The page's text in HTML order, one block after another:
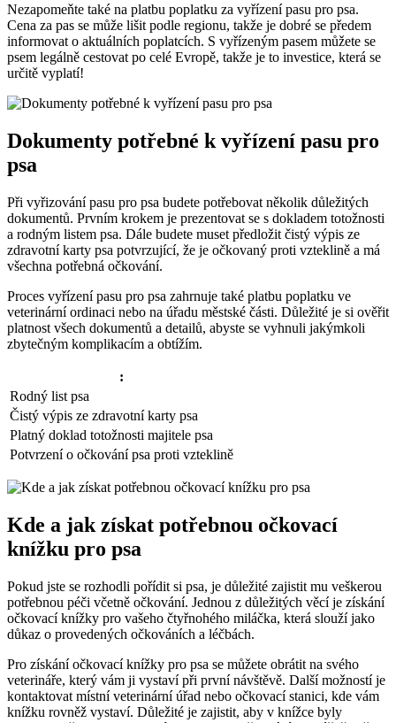
Nezapomeňte také na platbu poplatku za vyřízení pasu pro psa.
Cena za pas se může lišit podle regionu, takže je dobré se předem
informovat o aktuálních poplatcích. S vyřízeným pasem můžete se
psem legálně cestovat po celé Evropě, takže je to investice, která se
určitě vyplatí!
Dokumenty potřebné k vyřízení pasu pro
psa
Při vyřizování pasu pro psa budete potřebovat několik důležitých
dokumentů. Prvním krokem je prezentovat se s dokladem totožnosti
a rodným listem psa. Dále budete muset předložit čistý výpis ze
zdravotní karty psa potvrzující, že je očkovaný proti vzteklině a má
všechna potřebná očkování.
Proces vyřízení pasu pro psa zahrnuje také platbu poplatku ve
veterinární ordinaci nebo na úřadu městské části. Důležité je si ověřit
platnost všech dokumentů a detailů, abyste se vyhnuli jakýmkoli
zbytečným komplikacím a obtížím.
:
Rodný list psa
Čistý výpis ze zdravotní karty psa
Platný doklad totožnosti majitele psa
Potvrzení o očkování psa proti vzteklině
Kde a jak získat potřebnou očkovací
knížku pro psa
Pokud jste se rozhodli pořídit si psa, je důležité zajistit mu veškerou
potřebnou péči včetně očkování. Jednou z důležitých věcí je získání
očkovací knížky pro vašeho čtyřnohého miláčka, která slouží jako
důkaz o provedených očkováních a léčbách.
Pro získání očkovací knížky pro psa se můžete obrátit na svého
veterináře, který vám ji vystaví při první návštěvě. Další možností je
kontaktovat místní veterinární úřad nebo očkovací stanici, kde vám
knížku rovněž vystaví. Důležité je zajistit, aby v knížce byly